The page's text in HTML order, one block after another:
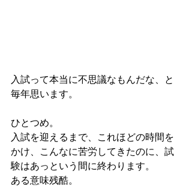
入試って本当に不思議なもんだな、と
毎年思います。
ひとつめ。
入試を迎えるまで、これほどの時間を
かけ、こんなに苦労してきたのに、試
験はあっという間に終わります。
ある意味残酷。